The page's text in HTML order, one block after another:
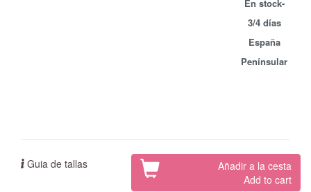
En stock-
3/4 días
España
Penínsular
Guia de tallas
Añadir a la cesta
Add to cart